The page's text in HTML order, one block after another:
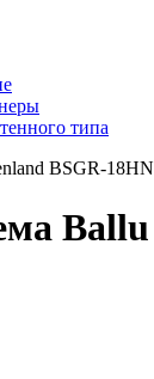
типа
BSGR-